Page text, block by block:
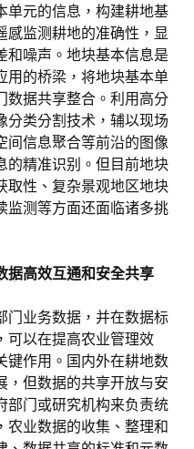
单元的信息，构建耕地基
感监测耕地的准确性，显
和噪声。地块基本信息是
用的桥梁，将地块基本单
数据共享整合。利用高分
分类分割技术，辅以现场
间信息聚合等前沿的图像
的精准识别。但目前地块
取性、复杂景观地区地块
监测等方面还面临诸多挑
据高效互通和安全共享
门业务数据，并在数据标
可以在提高农业管理效
键作用。国内外在耕地数
，但数据的共享开放与安
部门或研究机构来负责统
农业数据的收集、整理和